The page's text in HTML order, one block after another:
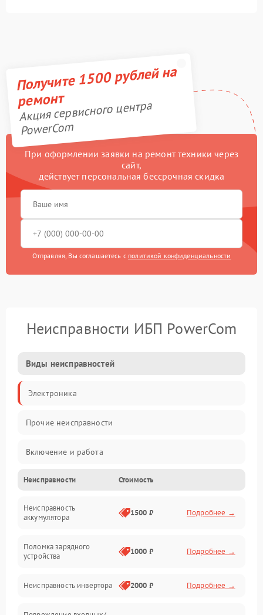
Получите 1500 рублей на
ремонт
Акция сервисного центра
PowerCom
При оформлении заявки на ремонт техники через
сайт,
действует персональная бессрочная скидка
Отправляя, Вы соглашаетесь с политикой конфиденциальности
Неисправности ИБП PowerCom
Виды неисправностей
Электроника
Прочие неисправности
Включение и работа
Работа с нагрузкой
Звук и индикация
Неисправности Стоимость
Неисправность
аккумулятора
1500 ₽ Подробнее →
Поломка зарядного
устройства
1000 ₽ Подробнее →
Неисправность инвертора 2000 ₽ Подробнее →